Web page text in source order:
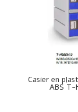
Casier en
ABS T-